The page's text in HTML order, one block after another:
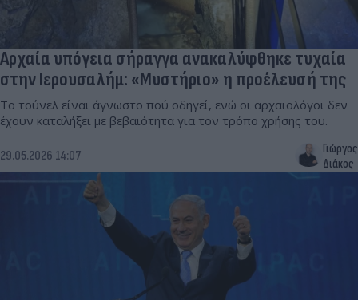
Αρχαία υπόγεια σήραγγα ανακαλύφθηκε τυχαία
στην Ιερουσαλήμ: «Μυστήριο» η προέλευσή της
Το τούνελ είναι άγνωστο πού οδηγεί, ενώ οι αρχαιολόγοι δεν
έχουν καταλήξει με βεβαιότητα για τον τρόπο χρήσης του.
29.05.2026 14:07
Γιώργος
Διάκος